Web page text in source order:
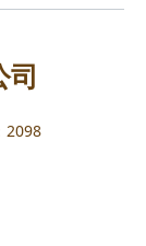
司
2098